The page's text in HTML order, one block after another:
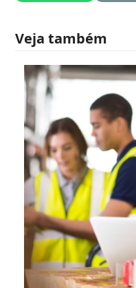
Veja também